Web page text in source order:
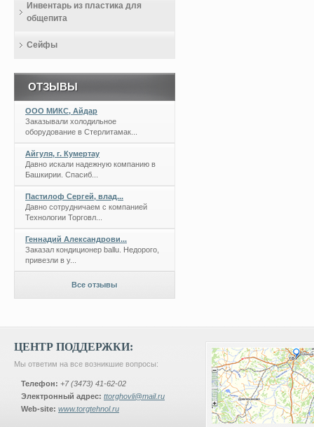
Инвентарь из пластика для
общепита
Сейфы
ОТЗЫВЫ
ООО МИКС, Айдар
Заказывали холодильное
оборудование в Стерлитамак...
Айгуля, г. Кумертау
Давно искали надежную компанию в
Башкирии. Спасиб...
Пастилоф Сергей, влад...
Давно сотрудничаем с компанией
Технологии Торговл...
Геннадий Александрови...
Заказал кондиционер ballu. Недорого,
привезли в у...
Все отзывы
ЦЕНТР ПОДДЕРЖКИ:
Мы ответим на все возникшие вопросы:
Телефон: +7 (3473) 41-62-02
Электронный адрес: ttorghovli@mail.ru
Web-site: www.torgtehnol.ru